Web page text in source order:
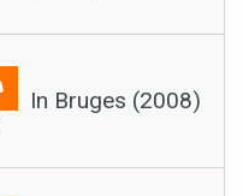
In Bruges (2008)